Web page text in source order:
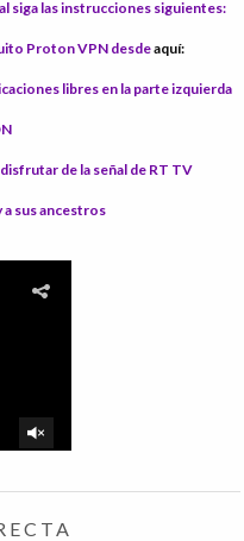
siga las instrucciones siguientes:
Proton VPN desdeaquí:
libres en la parte izquierda
de la señal de RT TV
a sus ancestros